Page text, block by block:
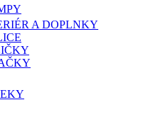
A DOPLNKY